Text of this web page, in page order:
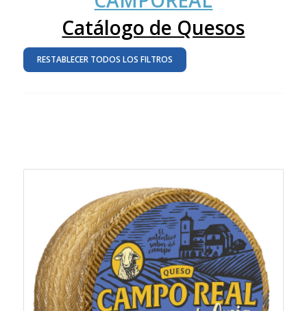
Catálogo de Quesos
RESTABLECER TODOS LOS FILTROS